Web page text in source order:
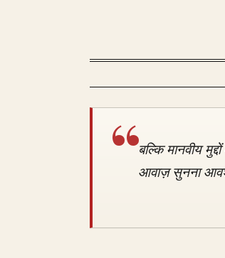
बल्कि मानवीय
आवाज़ सुनना